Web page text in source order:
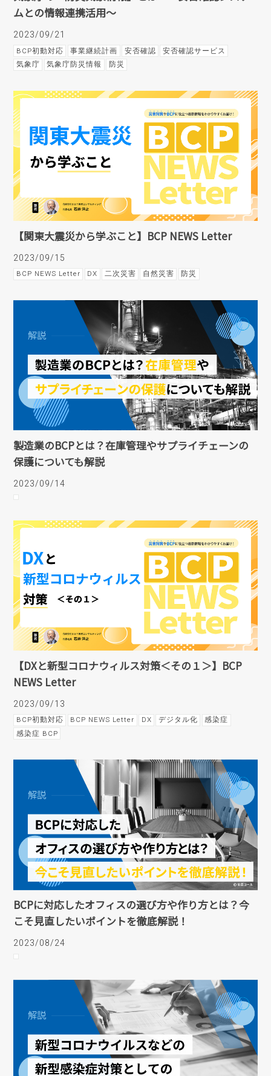
ムとの情報連携活用～
2023/09/21
BCP初動対応 事業継続計画 安否確認
安否確認サービス
気象庁
気象庁防災情報 防災
【関東大震災から学ぶこと】BCP NEWS Letter
2023/09/15
BCP NEWS Letter DX 二次災害 自然災害 防災
製造業のBCPとは？在庫管理やサプライチェーンの
保護についても解説
2023/09/14
【DXと新型コロナウィルス対策＜その１＞】BCP
NEWS Letter
2023/09/13
BCP初動対応 BCP NEWS Letter DX デジタル化
感染症
感染症 BCP
BCPに対応したオフィスの選び方や作り方とは？今
こそ見直したいポイントを徹底解説！
2023/08/24